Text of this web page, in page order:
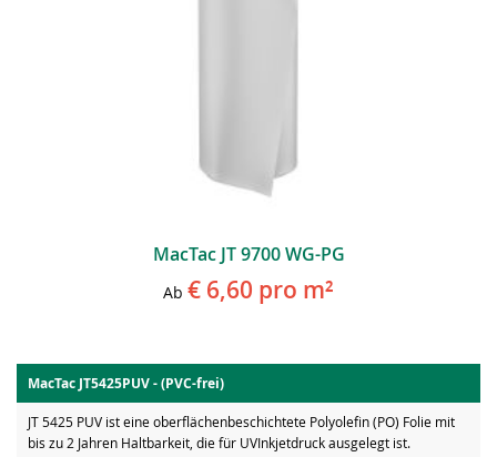
MacTac JT 9700 WG-PG
Ab € 6,60 pro m²
MacTac JT5425PUV - (PVC-frei)
JT 5425 PUV ist eine oberflächenbeschichtete Polyolefin (PO) Folie mit
bis zu 2 Jahren Haltbarkeit, die für UVInkjetdruck ausgelegt ist.